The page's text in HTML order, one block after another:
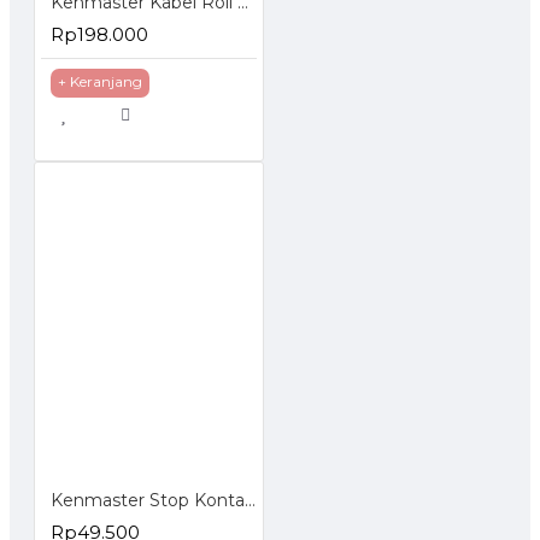
Rp198.000
+ Keranjang
Kenmaster Stop Kontak Timer Listrik Manual
Rp49.500